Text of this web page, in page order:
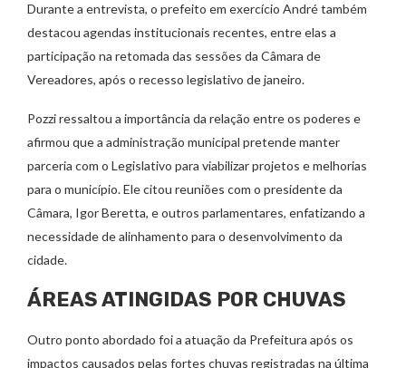
Durante a entrevista, o prefeito em exercício André também
destacou agendas institucionais recentes, entre elas a
participação na retomada das sessões da Câmara de
Vereadores, após o recesso legislativo de janeiro.
Pozzi ressaltou a importância da relação entre os poderes e
afirmou que a administração municipal pretende manter
parceria com o Legislativo para viabilizar projetos e melhorias
para o município. Ele citou reuniões com o presidente da
Câmara, Igor Beretta, e outros parlamentares, enfatizando a
necessidade de alinhamento para o desenvolvimento da
cidade.
ÁREAS ATINGIDAS POR CHUVAS
Outro ponto abordado foi a atuação da Prefeitura após os
impactos causados pelas fortes chuvas registradas na última